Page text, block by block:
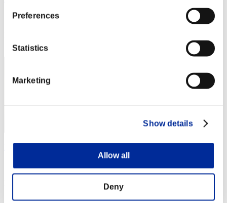
Preferences
Statistics
Marketing
Show details
Allow all
Deny
スコア:Lv:1/03'05"91
3